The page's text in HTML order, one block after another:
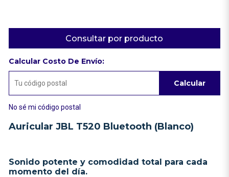
Consultar por producto
Calcular Costo De Envío:
Calcular
No sé mi código postal
Auricular JBL T520 Bluetooth (Blanco)
Sonido potente y comodidad total para cada
momento del día.